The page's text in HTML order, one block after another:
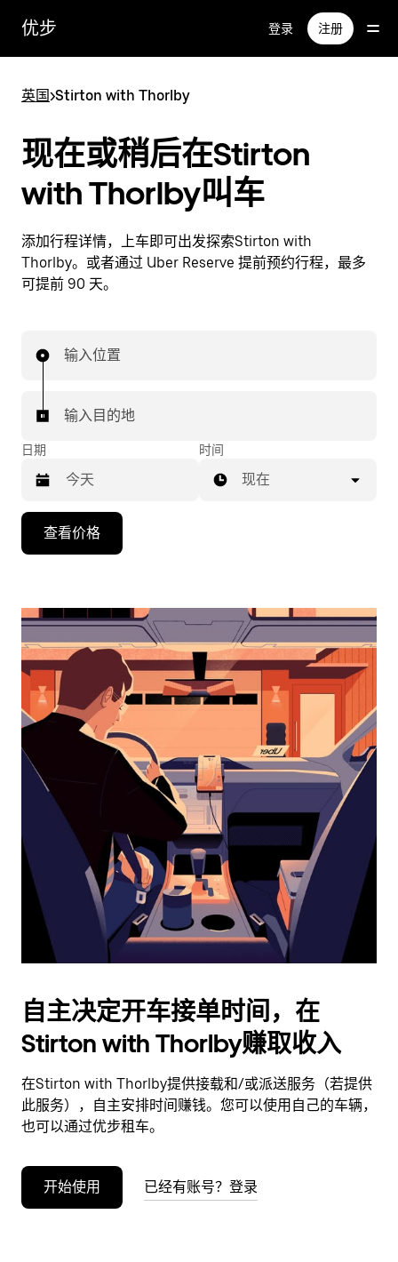
优步 登录 注册
英国>Stirton with Thorlby
现在或稍后在Stirton
with Thorlby叫车
添加行程详情，上车即可出发探索Stirton with
Thorlby。或者通过 Uber Reserve 提前预约行程，最多
可提前 90 天。
输入位置
输入目的地
日期
向
头
浏
日
并
期。
按
退
闭
日
历。
时间
现在
查看价格
自主决定开车接单时间，在
Stirton with Thorlby赚取收入
在Stirton with Thorlby提供接载和/或派送服务（若提供
此服务），自主安排时间赚钱。您可以使用自己的车辆，
也可以通过优步租车。
开始使用 已经有账号？登录